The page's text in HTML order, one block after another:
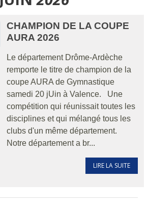
CHAMPION DE LA COUPE
AURA 2026
Le département Drôme-Ardèche
remporte le titre de champion de la
coupe AURA de Gymnastique
samedi 20 jUin à Valence. Une
compétition qui réunissait toutes les
disciplines et qui mélangé tous les
clubs d'un même département.
Notre département a br...
LIRE LA SUITE